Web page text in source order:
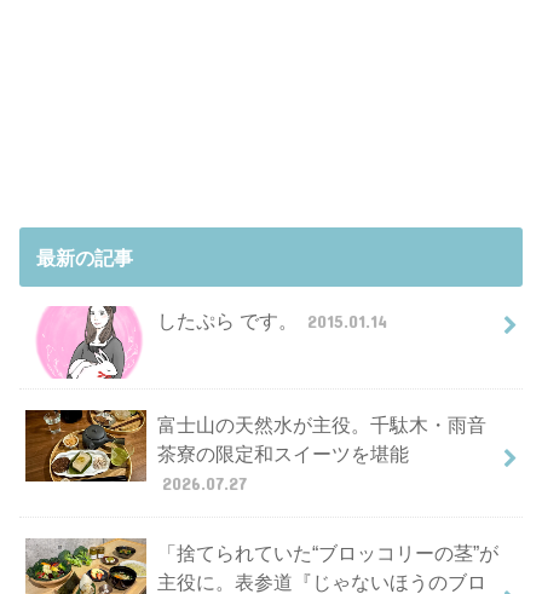
最新の記事
したぷら です。 2015.01.14
富士山の天然水が主役。千駄木・雨音
茶寮の限定和スイーツを堪能
2026.07.27
「捨てられていた“ブロッコリーの茎”が
主役に。表参道『じゃないほうのブロ